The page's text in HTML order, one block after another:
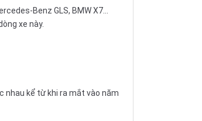
Benz GLS, BMW X7...
xe này.
nhau kể từ khi ra mắt vào năm